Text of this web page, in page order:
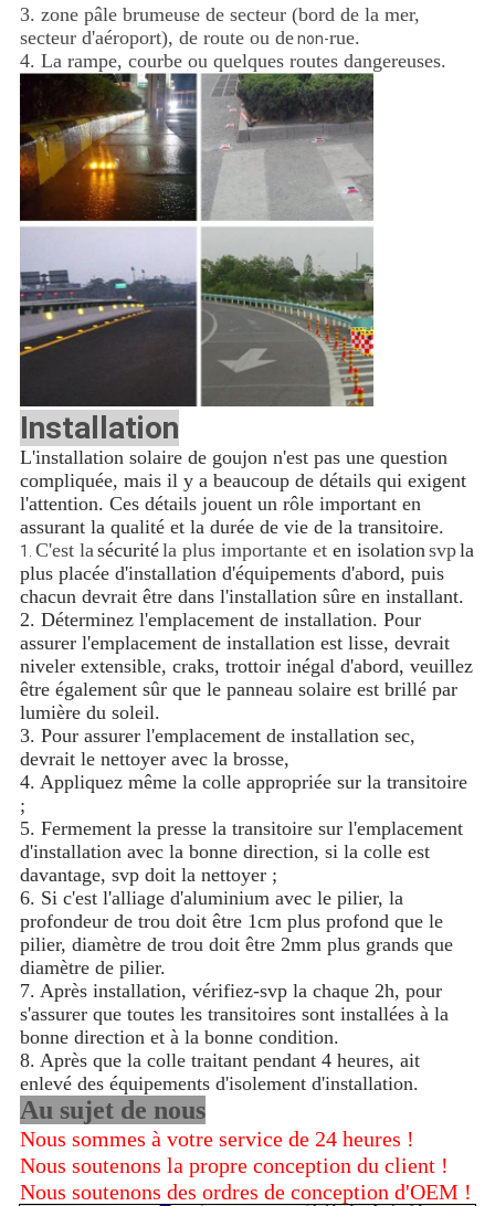
3. zone pâle brumeuse de secteur (bord de la mer,
secteur d'aéroport), de route ou denon-rue.
4. La rampe, courbe ou quelques routes dangereuses.
Installation
L'installation solaire de goujon n'est pas une question
compliquée, mais il y a beaucoup de détails qui exigent
l'attention. Ces détails jouent un rôle important en
assurant la qualité et la durée de vie de la transitoire.
1. C'est lasécuritéla plus importante eten isolationsvpla
plus placée d'installation d'équipements d'abord, puis
chacun devrait être dans l'installation sûre en installant.
2. Déterminez l'emplacement de installation. Pour
assurer l'emplacement de installation est lisse, devrait
niveler extensible, craks, trottoir inégal d'abord, veuillez
être également sûr que le panneau solaire est brillé par
lumière du soleil.
3. Pour assurer l'emplacement de installation sec,
devrait le nettoyer avec la brosse,
4. Appliquez même la colle appropriée sur la transitoire
;
5. Fermement la presse la transitoire sur l'emplacement
d'installation avec la bonne direction, si la colle est
davantage, svp doit la nettoyer ;
6. Si c'est l'alliage d'aluminium avec le pilier, la
profondeur de trou doit être 1cm plus profond que le
pilier, diamètre de trou doit être 2mm plus grands que
diamètre de pilier.
7. Après installation, vérifiez-svp la chaque 2h, pour
s'assurer que toutes les transitoires sont installées à la
bonne direction et à la bonne condition.
8. Après que la colle traitant pendant 4 heures, ait
enlevé des équipements d'isolement d'installation.
Au sujet de nous
Nous sommes à votre service de 24 heures !
Nous soutenons la propre conception du client !
Nous soutenons des ordres de conception d'OEM !